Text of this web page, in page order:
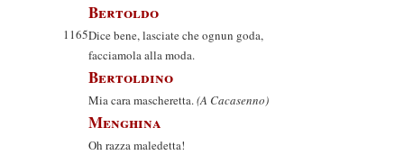
Bertoldo
1165Dice bene, lasciate che ognun goda,
facciamola alla moda.
Bertoldino
Mia cara mascheretta.(A Cacasenno)
Menghina
Oh razza maledetta!